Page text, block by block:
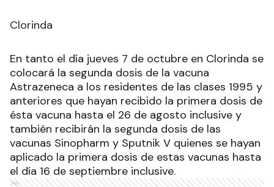
Clorinda
En tanto el día jueves 7 de octubre en Clorinda se
colocará la segunda dosis de la vacuna
Astrazeneca a los residentes de las clases 1995 y
anteriores que hayan recibido la primera dosis de
ésta vacuna hasta el 26 de agosto inclusive y
también recibirán la segunda dosis de las
vacunas Sinopharm y Sputnik V quienes se hayan
aplicado la primera dosis de estas vacunas hasta
el día 16 de septiembre inclusive.
Ads